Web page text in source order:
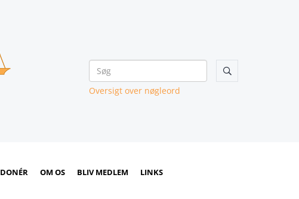

Oversigt over nøgleord
DONÉR OM OS BLIV MEDLEM LINKS